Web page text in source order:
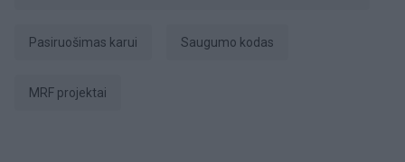
pasiruošimas karui Saugumo kodas
MRF projektai